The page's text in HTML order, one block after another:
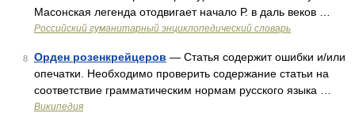
Масонская легенда отодвигает начало Р. в даль веков …
Российский гуманитарный энциклопедический словарь
8 Орден розенкрейцеров — Статья содержит ошибки и/или
опечатки. Необходимо проверить содержание статьи на
соответствие грамматическим нормам русского языка …
Википедия